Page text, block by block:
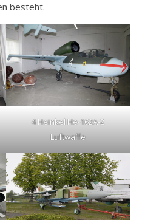
besteht.
4 Heinkel He-162A-2
Luftwaffe